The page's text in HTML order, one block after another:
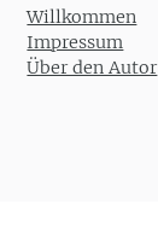
Willkommen
Impressum
Über den Autor